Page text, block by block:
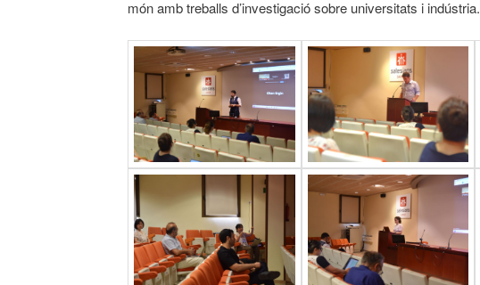
món amb treballs d’investigació sobre universitats i indústria.